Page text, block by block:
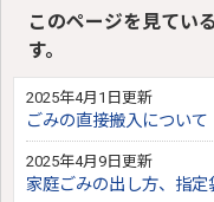
このページを見てい
す。
2025年4月1日更新
ごみの直接搬入について
2025年4月9日更新
家庭ごみの出し方、指